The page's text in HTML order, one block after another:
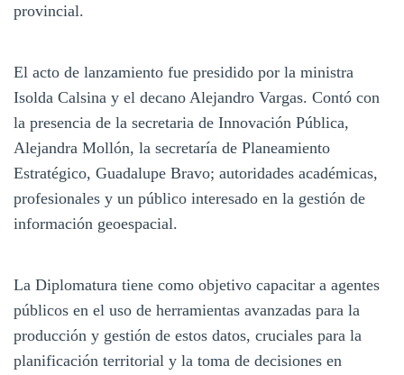
provincial.
El acto de lanzamiento fue presidido por la ministra
Isolda Calsina y el decano Alejandro Vargas. Contó con
la presencia de la secretaria de Innovación Pública,
Alejandra Mollón, la secretaría de Planeamiento
Estratégico, Guadalupe Bravo; autoridades académicas,
profesionales y un público interesado en la gestión de
información geoespacial.
La Diplomatura tiene como objetivo capacitar a agentes
públicos en el uso de herramientas avanzadas para la
producción y gestión de estos datos, cruciales para la
planificación territorial y la toma de decisiones en